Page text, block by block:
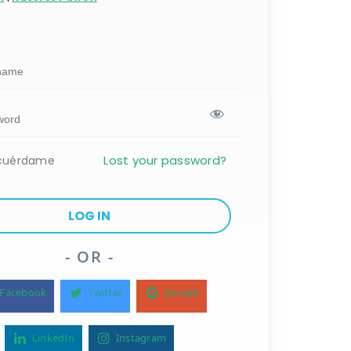
Lost your password?
- OR -
Facebook Twitter Google
LinkedIn Instagram